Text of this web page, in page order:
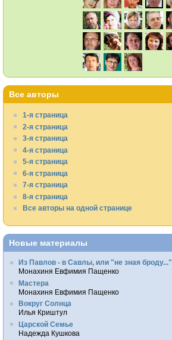
Все авторы
1-я страница
2-я страница
3-я страница
4-я страница
5-я страница
6-я страница
7-я страница
8-я страница
Все авторы на одной странице
Новые материалы
Из Павлов - в Савлы, или "не зная броду..."
Монахиня Евфимия Пащенко
Мастера
Монахиня Евфимия Пащенко
Вокруг Солнца
Илья Криштул
Царской Семье
Надежда Кушкова